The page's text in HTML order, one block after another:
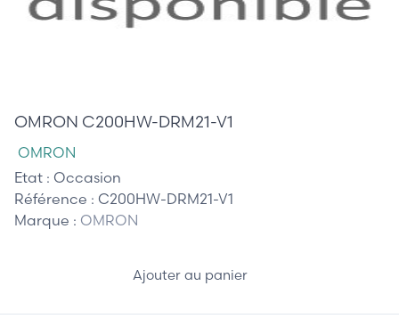
OMRON C200HW-DRM21-V1
OMRON
Etat : Occasion
Référence : C200HW-DRM21-V1
Marque : OMRON
Ajouter au panier